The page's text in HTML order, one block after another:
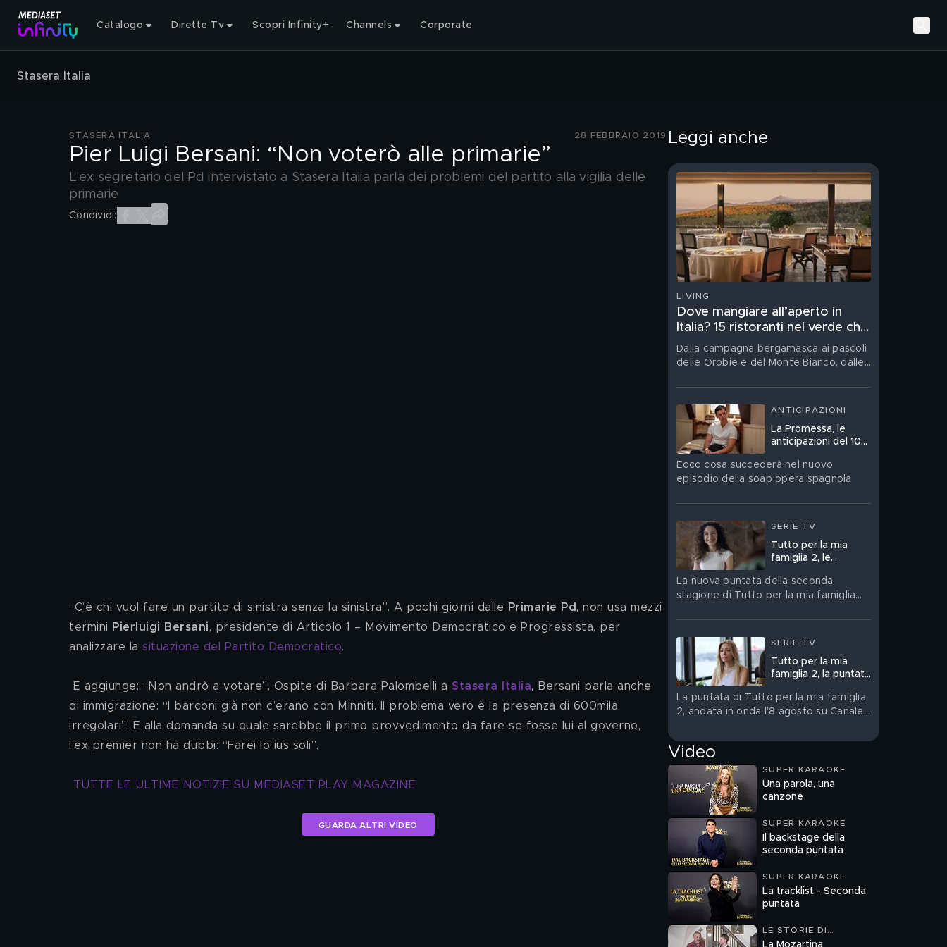
Catalogo Dirette Tv Scopri Infinity+ Channels Corporate
Stasera Italia
STASERA ITALIA 28 FEBBRAIO 2019
Pier Luigi Bersani: “Non voterò alle primarie”
L'ex segretario del Pd intervistato a Stasera Italia parla dei problemi del partito alla vigilia delle
primarie
Condividi:
“C’è chi vuol fare un partito di sinistra senza la sinistra”. A pochi giorni dalle Primarie Pd , non usa mezzi
termini
Pierluigi Bersani, presidente di Articolo 1 – Movimento Democratico e Progressista, per
analizzare la situazione del Partito Democratico.
E aggiunge: “Non andrò a votare”. Ospite di Barbara Palombelli a Stasera Italia, Bersani parla anche
di immigrazione: “I barconi già non c’erano con Minniti. Il problema vero è la presenza di 600mila
irregolari”. E alla domanda su quale sarebbe il primo provvedimento da fare se fosse lui al governo,
l’ex premier non ha dubbi: “Farei lo ius soli”.
TUTTE LE ULTIME NOTIZIE SU MEDIASET PLAY MAGAZINE
GUARDA ALTRI VIDEO
Leggi anche
LIVING
Dove mangiare all’aperto in
Italia? 15 ristoranti nel verde che
vi rimarranno nel cuore
Dalla campagna bergamasca ai pascoli
delle Orobie e del Monte Bianco, dalle
Langhe e della Toscana fino alla
vegetazione vulcanica delle Eolie:
quindici tavole nelle quali orti, boschi,
allevamenti e filari non sono soltanto
una cornice
ANTICIPAZIONI
La Promessa, le
anticipazioni del 10
Ecco cosa succederà nel nuovo
episodio della soap opera spagnola
SERIE TV
Tutto per la mia
famiglia 2, le
agosto
La nuova puntata della seconda
stagione di Tutto per la mia famiglia
Canale 5
SERIE TV
Tutto per la mia
famiglia 2, la puntata
streaming
La puntata di Tutto per la mia famiglia
2, andata in onda l'8 agosto su Canale
Video
SUPER KARAOKE
Una parola, una
canzone
SUPER KARAOKE
Il backstage della
seconda puntata
SUPER KARAOKE
La tracklist - Seconda
puntata
LE STORIE DI
MELAVERDE
La Mozartina